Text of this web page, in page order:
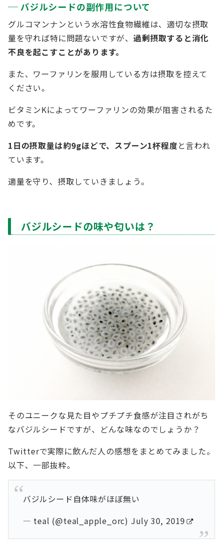
バジルシードの副作用について
グルコマンナンという水溶性食物繊維は、適切な摂取
量を守れば特に問題ないですが、過剰摂取すると消化
不良を起こすことがあります。
また、ワーファリンを服用している方は摂取を控えて
ください。
ビタミンKによってワーファリンの効果が阻害されるた
めです。
1日の摂取量は約9gほどで、スプーン1杯程度と言われ
ています。
適量を守り、摂取していきましょう。
バジルシードの味や匂いは？
そのユニークな見た目やプチプチ食感が注目されがち
なバジルシードですが、どんな味なのでしょうか？
Twitterで実際に飲んだ人の感想をまとめてみました。
以下、一部抜粋。
バジルシード自体味がほぼ無い
— teal (@teal_apple_orc) July 30, 2019